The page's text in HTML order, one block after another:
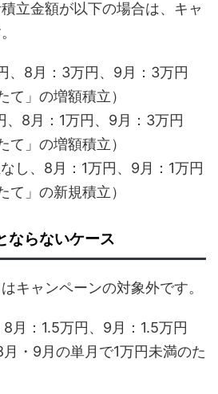
立金額が以下の場合は、キャ
、8月：3万円、9月：3万円
て」の増額積立）
、8月：1万円、9月：3万円
て」の増額積立）
し、8月：1万円、9月：1万円
て」の新規積立）
ならないケース
キャンペーンの対象外です。
8月：1.5万円、9月：1.5万円
月・9月の単月で1万円未満のた